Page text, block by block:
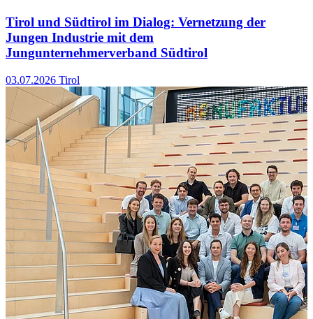
Tirol und Südtirol im Dialog: Vernetzung der
Jungen Industrie mit dem
Jungunternehmerverband Südtirol
03.07.2026 Tirol